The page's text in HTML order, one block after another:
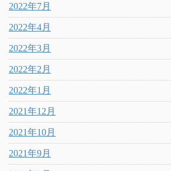
2022年7月
2022年4月
2022年3月
2022年2月
2022年1月
2021年12月
2021年10月
2021年9月